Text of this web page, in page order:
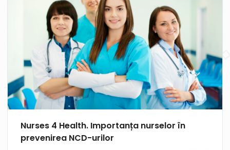
Nurses 4 Health. Importanța nurselor în
prevenirea NCD-urilor